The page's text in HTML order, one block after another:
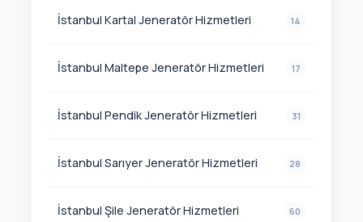
İstanbul Kartal Jeneratör Hizmetleri 14
İstanbul Maltepe Jeneratör Hizmetleri 17
İstanbul Pendik Jeneratör Hizmetleri 31
İstanbul Sarıyer Jeneratör Hizmetleri 28
İstanbul Şile Jeneratör Hizmetleri 60